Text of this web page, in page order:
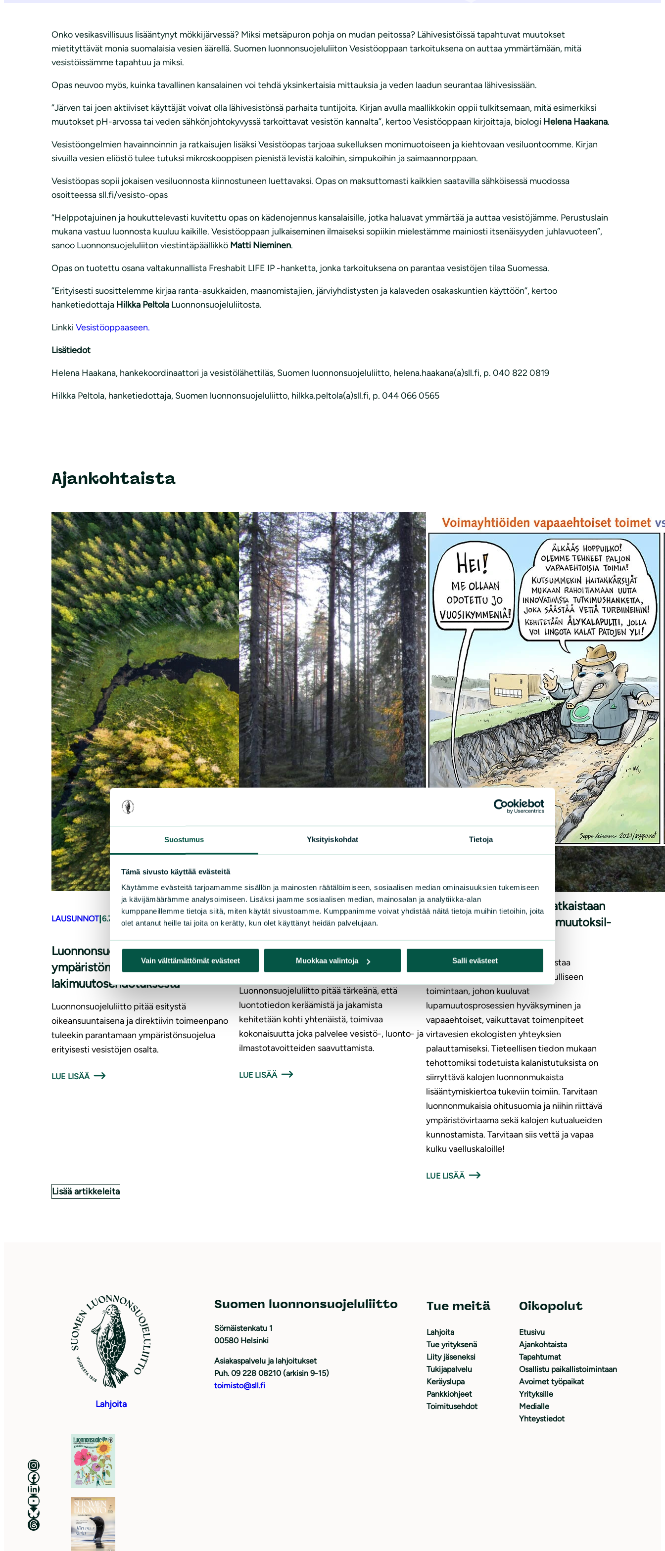
Suostumus Yksityiskohdat Tietoja
Tämä sivusto käyttää evästeitä
Käytämme evästeitä tarjoamamme sisällön ja mainosten räätälöimiseen, sosiaalisen median ominaisuuksien tukemiseen
ja kävijämäärämme analysoimiseen. Lisäksi jaamme sosiaalisen median, mainosalan ja analytiikka-alan
kumppaneillemme tietoja siitä, miten käytät sivustoamme. Kumppanimme voivat yhdistää näitä tietoja muihin tietoihin, joita
olet antanut heille tai joita on kerätty, kun olet käyttänyt heidän palvelujaan.
Vain välttämättömät evästeet Muokkaa valintoja Salli evästeet
Onko vesikasvillisuus lisääntynyt mökkijärvessä? Miksi metsäpuron pohja on mudan peitossa? Lähivesistöissä tapahtuvat muutokset
mietityttävät monia suomalaisia vesien äärellä. Suomen luonnonsuojeluliiton Vesistöoppaan tarkoituksena on auttaa ymmärtämään, mitä
vesistöissämme tapahtuu ja miksi.
Opas neuvoo myös, kuinka tavallinen kansalainen voi tehdä yksinkertaisia mittauksia ja veden laadun seurantaa lähivesissään.
”Järven tai joen aktiiviset käyttäjät voivat olla lähivesistönsä parhaita tuntijoita. Kirjan avulla maallikkokin oppii tulkitsemaan, mitä esimerkiksi
muutokset pH-arvossa tai veden sähkönjohtokyvyssä tarkoittavat vesistön kannalta”, kertoo Vesistöoppaan kirjoittaja, biologi Helena Haakana.
Vesistöongelmien havainnoinnin ja ratkaisujen lisäksi Vesistöopas tarjoaa sukelluksen monimuotoiseen ja kiehtovaan vesiluontoomme. Kirjan
sivuilla vesien eliöstö tulee tutuksi mikroskooppisen pienistä levistä kaloihin, simpukoihin ja saimaannorppaan.
Vesistöopas sopii jokaisen vesiluonnosta kiinnostuneen luettavaksi. Opas on maksuttomasti kaikkien saatavilla sähköisessä muodossa
osoitteessa sll.fi/vesisto-opas
“Helppotajuinen ja houkuttelevasti kuvitettu opas on kädenojennus kansalaisille, jotka haluavat ymmärtää ja auttaa vesistöjämme. Perustuslain
mukana vastuu luonnosta kuuluu kaikille. Vesistöoppaan julkaiseminen ilmaiseksi sopiikin mielestämme mainiosti itsenäisyyden juhlavuoteen”,
sanoo Luonnonsuojeluliiton viestintäpäällikkö Matti Nieminen.
Opas on tuotettu osana valtakunnallista Freshabit LIFE IP -hanketta, jonka tarkoituksena on parantaa vesistöjen tilaa Suomessa.
”Erityisesti suosittelemme kirjaa ranta-asukkaiden, maanomistajien, järviyhdistysten ja kalaveden osakaskuntien käyttöön”, kertoo
hanketiedottaja Hilkka Peltola Luonnonsuojeluliitosta.
Linkki Vesistöoppaaseen.
Lisätiedot
Helena Haakana, hankekoordinaattori ja vesistölähettiläs, Suomen luonnonsuojeluliitto, helena.haakana(a)sll.fi, p. 040 822 0819
Hilkka Peltola, hanketiedottaja, Suomen luonnonsuojeluliitto, hilkka.peltola(a)sll.fi, p. 044 066 0565
Ajankohtaista
LAUSUNNOT| 6.7.2026
Luonnonsuojeluliiton lausunto
ympäristönsuojelulain
lakimuutosehdotuksesta
Luonnonsuojeluliitto pitää esitystä
oikeansuuntaisena ja direktiivin toimeenpano
tuleekin parantamaan ympäristönsuojelua
erityisesti vesistöjen osalta.
LUE LISÄÄ
LAUSUNNOT|30.4.2026
Luonnonsuojeluliiton lausunto
metsä- ja luontotiedon strategiasta
Luonnonsuojeluliitto pitää tärkeänä, että
luontotiedon keräämistä ja jakamista
kehitetään kohti yhtenäistä, toimivaa
kokonaisuutta joka palvelee vesistö-, luonto- ja
ilmastotavoitteiden saavuttamista.
LUE LISÄÄ
Vaelluskalojen ahdinko ratkaistaan
vesivoimaloiden vel­voi­te­muu­tok­sil­
la
Suomen luonnonsuojeluliitto haastaa
vesivoimayhtiöitä rehtiin ja vastuulliseen
toimintaan, johon kuuluvat
lupamuutosprosessien hyväksyminen ja
vapaaehtoiset, vaikuttavat toimenpiteet
virtavesien ekologisten yhteyksien
palauttamiseksi. Tieteellisen tiedon mukaan
tehottomiksi todetuista kalanistutuksista on
siirryttävä kalojen luonnonmukaista
lisääntymiskiertoa tukeviin toimiin. Tarvitaan
luonnonmukaisia ohitusuomia ja niihin riittävä
ympäristövirtaama sekä kalojen kutualueiden
kunnostamista. Tarvitaan siis vettä ja vapaa
kulku vaelluskaloille!
LUE LISÄÄ
Lisää artikkeleita
Lahjoita
Suomen luonnonsuojeluliitto
Sörnäistenkatu 1
00580 Helsinki
Asiakaspalvelu ja lahjoitukset
Puh. 09 228 08210 (arkisin 9-15)
toimisto@sll.fi
Tue meitä
Lahjoita
Tue yrityksenä
Liity jäseneksi
Tukijapalvelu
Keräyslupa
Pankkiohjeet
Toimitusehdot
Oikopolut
Etusivu
Ajankohtaista
Tapahtumat
Osallistu paikallistoimintaan
Avoimet työpaikat
Yrityksille
Medialle
Yhteystiedot
Luonnonsuojeluliitto Instagramissa
Luonnonsuojeluliitto Facebookissa
Luonnonsuojeluliitto LinkedInissä
Luonnonsuojeluliiton YouTube-kanava
Luonnonsuojeluliitto Blueskyssa
Luonnonsuojeluliitto Threadsissa